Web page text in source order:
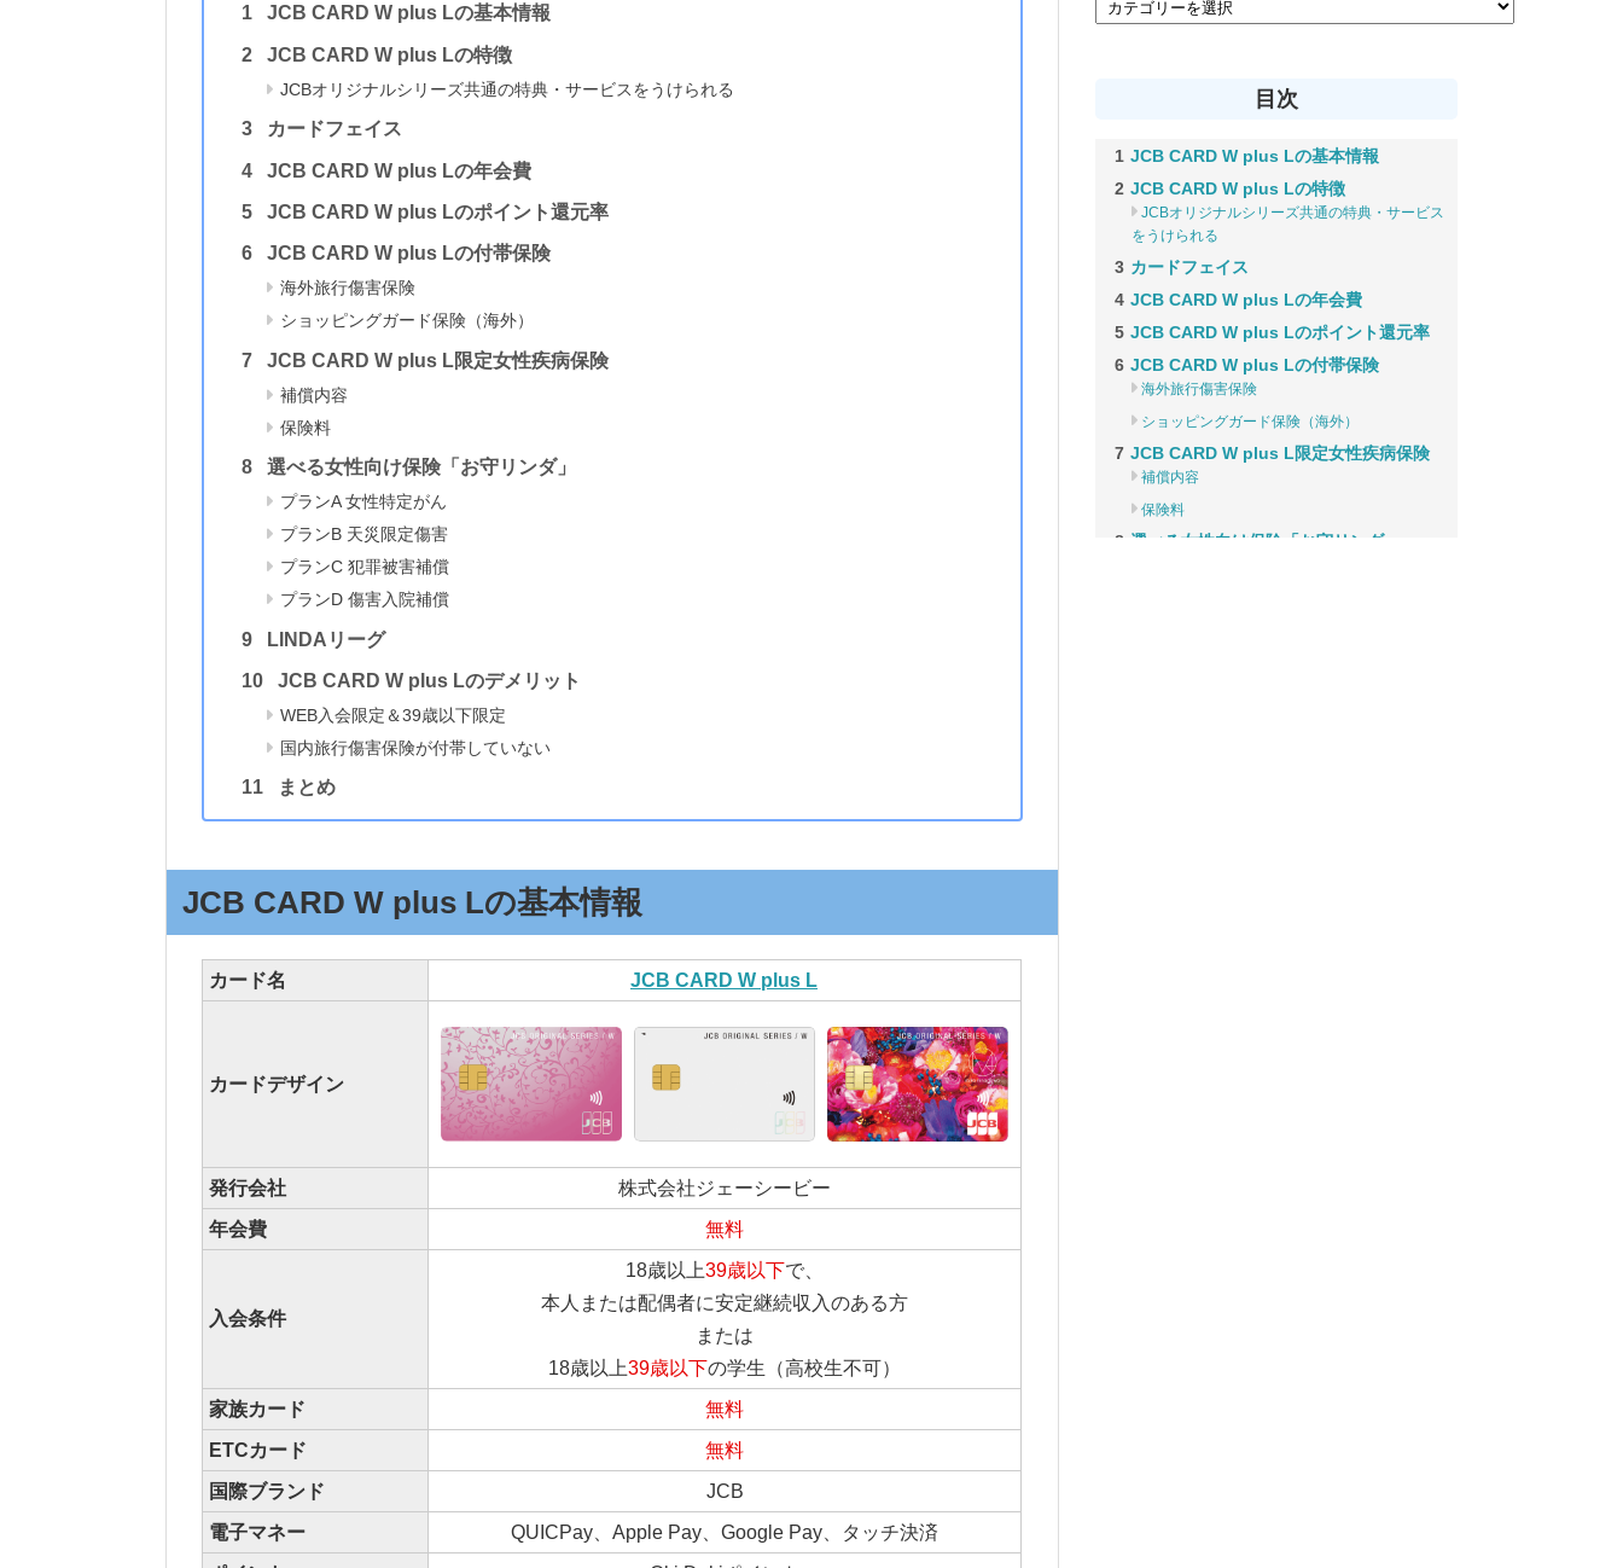
JCB CARD W plus Lの基本情報
JCB CARD W plus Lの特徴
JCBオリジナルシリーズ共通の特典・サービスをうけられる
カードフェイス
JCB CARD W plus Lの年会費
JCB CARD W plus Lのポイント還元率
JCB CARD W plus Lの付帯保険
海外旅行傷害保険
ショッピングガード保険（海外）
JCB CARD W plus L限定女性疾病保険
補償内容
保険料
選べる女性向け保険「お守リンダ」
プランA 女性特定がん
プランB 天災限定傷害
プランC 犯罪被害補償
プランD 傷害入院補償
LINDAリーグ
JCB CARD W plus Lのデメリット
WEB入会限定＆39歳以下限定
国内旅行傷害保険が付帯していない
まとめ
JCB CARD W plus Lの基本情報
カード名 JCB CARD W plus L
カードデザイン
発行会社
株式会社ジェーシービー
年会費
無料
入会条件
18歳以上39歳以下で、
本人または配偶者に安定継続収入のある方
または
18歳以上39歳以下の学生（高校生不可）
家族カード
無料
ETCカード
無料
国際ブランド
JCB
電子マネー
QUICPay、Apple Pay、Google Pay、タッチ決済
目次
JCB CARD W plus Lの基本情報
JCB CARD W plus Lの特徴
JCBオリジナルシリーズ共通の特典・サービス
をうけられる
カードフェイス
JCB CARD W plus Lの年会費
JCB CARD W plus Lのポイント還元率
JCB CARD W plus Lの付帯保険
海外旅行傷害保険
ショッピングガード保険（海外）
JCB CARD W plus L限定女性疾病保険
補償内容
保険料
選べる女性向け保険「お守リンダ」